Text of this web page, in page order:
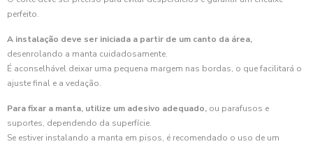
perfeito.
A instalação deve ser iniciada a partir de um canto da área,
desenrolando a manta cuidadosamente.
É aconselhável deixar uma pequena margem nas bordas, o que facilitará o
ajuste final e a vedação.
Para fixar a manta, utilize um adesivo adequado, ou parafusos e
suportes, dependendo da superfície.
Se estiver instalando a manta em pisos, é recomendado o uso de um